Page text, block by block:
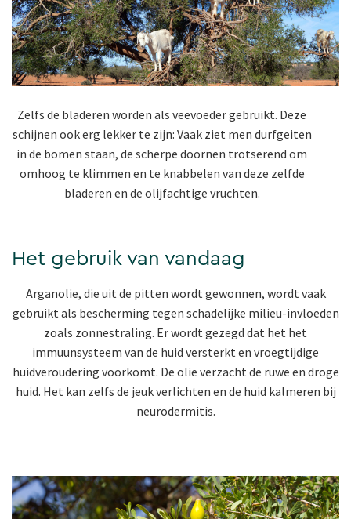
Zelfs de bladeren worden als veevoeder gebruikt. Deze
schijnen ook erg lekker te zijn: Vaak ziet men durfgeiten
in de bomen staan, de scherpe doornen trotserend om
omhoog te klimmen en te knabbelen van deze zelfde
bladeren en de olijfachtige vruchten.
Het gebruik van vandaag
Arganolie, die uit de pitten wordt gewonnen, wordt vaak
gebruikt als bescherming tegen schadelijke milieu-invloeden
zoals zonnestraling. Er wordt gezegd dat het het
immuunsysteem van de huid versterkt en vroegtijdige
huidveroudering voorkomt. De olie verzacht de ruwe en droge
huid. Het kan zelfs de jeuk verlichten en de huid kalmeren bij
neurodermitis.